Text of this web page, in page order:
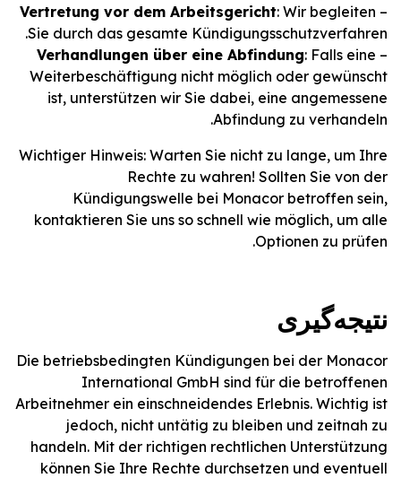
–
Vertretung vor dem Arbeitsgericht: Wir begleiten
Sie durch das gesamte Kündigungsschutzverfahren.
–
Verhandlungen über eine Abfindung: Falls eine
Weiterbeschäftigung nicht möglich oder gewünscht
ist, unterstützen wir Sie dabei, eine angemessene
Abfindung zu verhandeln.
Wichtiger Hinweis: Warten Sie nicht zu lange, um Ihre
Rechte zu wahren! Sollten Sie von der
Kündigungswelle bei Monacor betroffen sein,
kontaktieren Sie uns so schnell wie möglich, um alle
Optionen zu prüfen.
نتیجه‌گیری
Die betriebsbedingten Kündigungen bei der Monacor
International GmbH sind für die betroffenen
Arbeitnehmer ein einschneidendes Erlebnis. Wichtig ist
jedoch, nicht untätig zu bleiben und zeitnah zu
handeln. Mit der richtigen rechtlichen Unterstützung
können Sie Ihre Rechte durchsetzen und eventuell